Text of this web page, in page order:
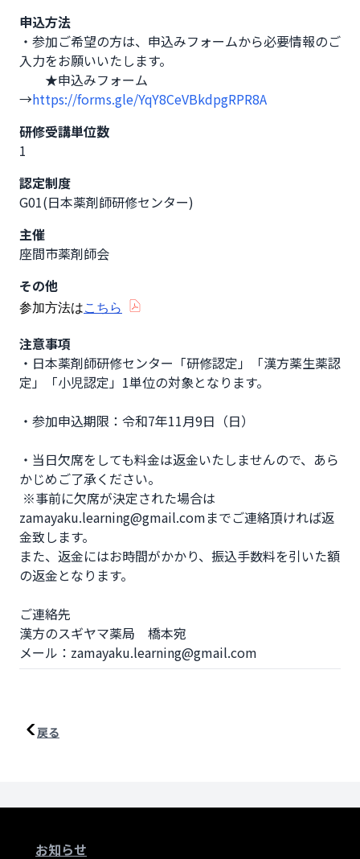
申込方法
・参加ご希望の方は、申込みフォームから必要情報のご
入力をお願いいたします。
★申込みフォーム
→https://forms.gle/YqY8CeVBkdpgRPR8A
研修受講単位数
1
認定制度
G01(日本薬剤師研修センター)
主催
座間市薬剤師会
その他
参加方法はこちら
注意事項
・日本薬剤師研修センター「研修認定」「漢方薬生薬認
定」「小児認定」1単位の対象となります。
・参加申込期限：令和7年11月9日（日）
・当日欠席をしても料金は返金いたしませんので、あら
かじめご了承ください。
zamayaku.learning@gmail.comまでご連絡頂ければ返
金致します。
また、返金にはお時間がかかり、振込手数料を引いた額
の返金となります。
ご連絡先
漢方のスギヤマ薬局　橋本宛
メール：zamayaku.learning@gmail.com
戻る
お知らせ